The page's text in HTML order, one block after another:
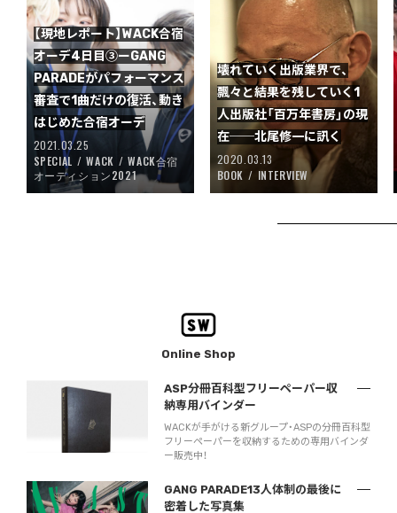
【現地レポート】WACK合宿
オーデ4日目③ーGANG
PARADEがパフォーマンス
審査で1曲だけの復活、動き
はじめた合宿オーデ
2021.03.25
SPECIAL
WACK
WACK合宿
オーディション2021
壊れていく出版業界で、
飄々と結果を残していく1
人出版社「百万年書房」の現
在──北尾修一に訊く
2020.03.13
BOOK
INTERVIEW
Online Shop
ASP分冊百科型フリーペーパー収
納専用バインダー
WACKが手がける新グループ・ASPの分冊百科型
フリーペーパーを収納するための専用バインダ
ー販売中！
GANG PARADE13人体制の最後に
密着した写真集